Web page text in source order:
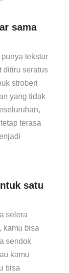
sama
tekstur
ditiru seratus
stroberi
yang tidak
terasa
satu
selera
kamu bisa
sendok
kamu
bisa